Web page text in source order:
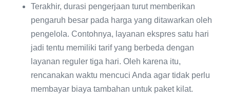
Terakhir, durasi pengerjaan turut memberikan
pengaruh besar pada harga yang ditawarkan oleh
pengelola. Contohnya, layanan ekspres satu hari
jadi tentu memiliki tarif yang berbeda dengan
layanan reguler tiga hari. Oleh karena itu,
rencanakan waktu mencuci Anda agar tidak perlu
membayar biaya tambahan untuk paket kilat.